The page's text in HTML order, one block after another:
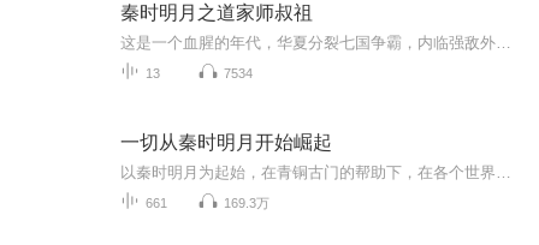
秦时明月之道家师叔祖
13 7534
一切从秦时明月开始崛起
661 169.3万